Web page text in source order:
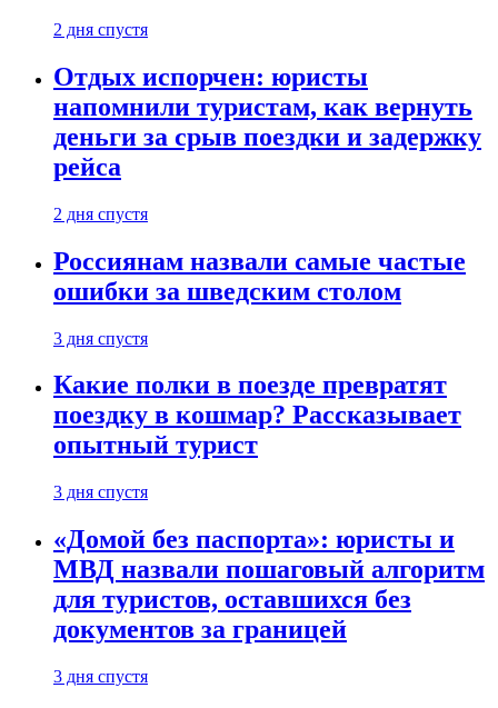
2 дня спустя
Отдых испорчен: юристы
напомнили туристам, как вернуть
деньги за срыв поездки и задержку
рейса
2 дня спустя
Россиянам назвали самые частые
ошибки за шведским столом
3 дня спустя
Какие полки в поезде превратят
поездку в кошмар? Рассказывает
опытный турист
3 дня спустя
«Домой без паспорта»: юристы и
МВД назвали пошаговый алгоритм
для туристов, оставшихся без
документов за границей
3 дня спустя